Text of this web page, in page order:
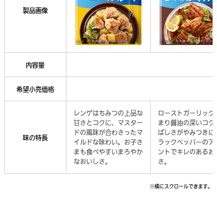
製品画像
内容量
希望小売価格
味の特長
レンゲはちみつの上品な
甘さとコクに、マスター
ドの風味が合わさったマ
イルドな味わい。お子さ
まも食べやすいまろやか
なおいしさ。
ローストガーリック
まり醤油の深いコク
ばしさがやみつきに
ラックペッパーのア
ントでキレのあるお
さ。
※横にスクロールできます。